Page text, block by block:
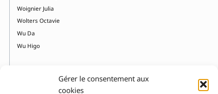
Gérer le consentement aux
cookies
Woignier Julia
Wolters Octavie
Wu Da
Wu Higo